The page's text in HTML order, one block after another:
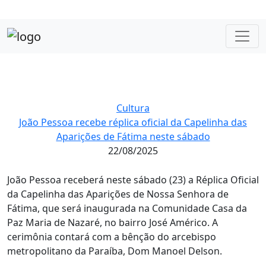
Cultura
João Pessoa recebe réplica oficial da Capelinha das
Aparições de Fátima neste sábado
22/08/2025
João Pessoa receberá neste sábado (23) a Réplica Oficial
da Capelinha das Aparições de Nossa Senhora de
Fátima, que será inaugurada na Comunidade Casa da
Paz Maria de Nazaré, no bairro José Américo. A
cerimônia contará com a bênção do arcebispo
metropolitano da Paraíba, Dom Manoel Delson.